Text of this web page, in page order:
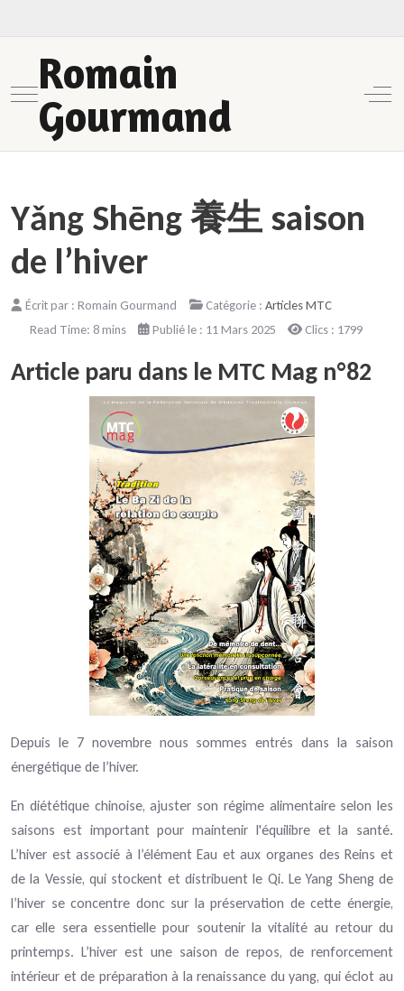
Mobile Menu Toggle
Romain
Gourmand
Off-
Yǎng Shēng 養生 saison
de l’hiver
Écrit par : Romain Gourmand Catégorie : Articles MTC
Read Time: 8 mins
Publié le : 11 Mars 2025 Clics : 1799
Article paru dans le MTC Mag n°82
Depuis le 7 novembre nous sommes entrés dans la saison
énergétique de l’hiver.
En diététique chinoise, ajuster son régime alimentaire selon les
saisons est important pour maintenir l'équilibre et la santé.
L’hiver est associé à l’élément Eau et aux organes des Reins et
de la Vessie, qui stockent et distribuent le Qi. Le Yang Sheng de
l’hiver se concentre donc sur la préservation de cette énergie,
car elle sera essentielle pour soutenir la vitalité au retour du
printemps. L’hiver est une saison de repos, de renforcement
intérieur et de préparation à la renaissance du yang, qui éclot au